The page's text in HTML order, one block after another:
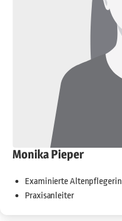
Monika Pieper
Examinierte Altenpflegerin
Praxisanleiter